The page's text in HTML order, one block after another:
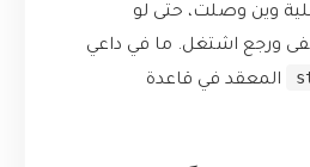
وين وصلت، حتى لو
ورجع اشتغل. ما في داعي
المعقد في قاعدة